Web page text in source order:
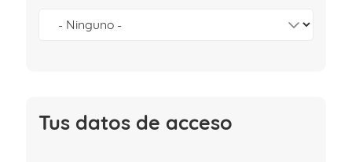
Tus datos de acceso